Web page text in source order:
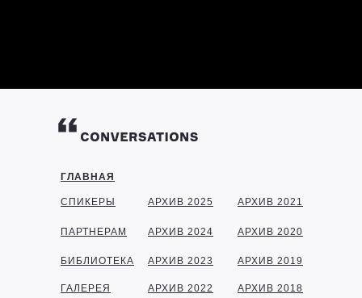
ГЛАВНАЯ
СПИКЕРЫ
ПАРТНЕРАМ
БИБЛИОТЕКА
ГАЛЕРЕЯ
АРХИВ 2025
АРХИВ 2024
АРХИВ 2023
АРХИВ 2022
АРХИВ 2021
АРХИВ 2020
АРХИВ 2019
АРХИВ 2018